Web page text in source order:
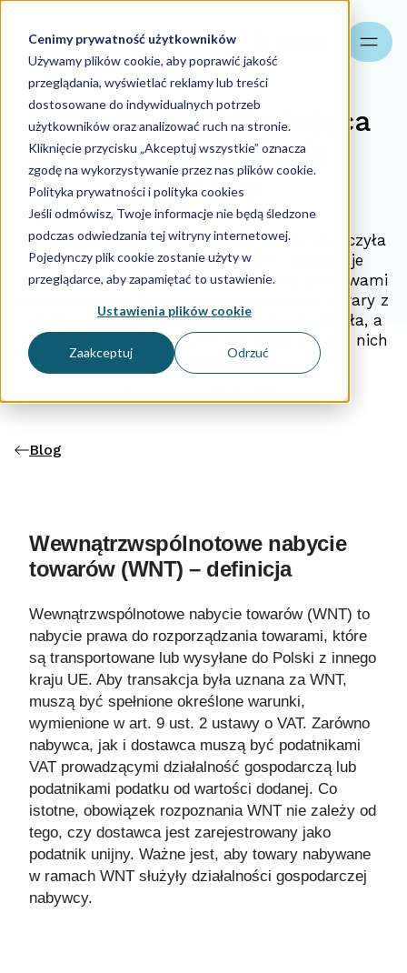
Cenimy prywatność użytkowników
Używamy plików cookie, aby poprawić jakość
przeglądania, wyświetlać reklamy lub treści
dostosowane do indywidualnych potrzeb
użytkowników oraz analizować ruch na stronie.
Kliknięcie przycisku „Akceptuj wszystkie” oznacza
zgodę na wykorzystywanie przez nas plików cookie.
Polityka prywatności i polityka cookies
Jeśli odmówisz, Twoje informacje nie będą śledzone
podczas odwiedzania tej witryny internetowej.
Pojedynczy plik cookie zostanie użyty w
przeglądarce, aby zapamiętać to ustawienie.
Ustawienia plików cookie
Zaakceptuj Odrzuć
Faktura dokumentująca
WNT a opóźnienie
dostawy
Wstępując do Unii Europejskiej, Polska dołączyła
do rynku wewnętrznego, gdzie obowiązuje
swobodny przepływ towarów między państwami
członkowskimi. Przedsiębiorcy kupujący towary z
krajów Unii Europejskiej nie muszą płacić cła, a
podatek VAT z tytułu tych zakupów jest dla nich
neutralny.
Blog
Wewnątrzwspólnotowe nabycie
towarów (WNT) – definicja
Wewnątrzwspólnotowe nabycie towarów (WNT) to
nabycie prawa do rozporządzania towarami, które
są transportowane lub wysyłane do Polski z innego
kraju UE. Aby transakcja była uznana za WNT,
muszą być spełnione określone warunki,
wymienione w art. 9 ust. 2 ustawy o VAT. Zarówno
nabywca, jak i dostawca muszą być podatnikami
VAT prowadzącymi działalność gospodarczą lub
podatnikami podatku od wartości dodanej. Co
istotne, obowiązek rozpoznania WNT nie zależy od
tego, czy dostawca jest zarejestrowany jako
podatnik unijny. Ważne jest, aby towary nabywane
w ramach WNT służyły działalności gospodarczej
nabywcy.